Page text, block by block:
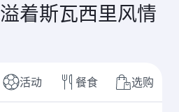
着斯瓦西里风情
活动 餐食 选购